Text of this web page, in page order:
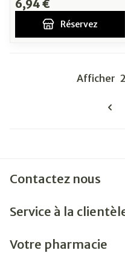
6,94 €
Réservez
Afficher
Contactez nous
Service à la
Votre pharmacie